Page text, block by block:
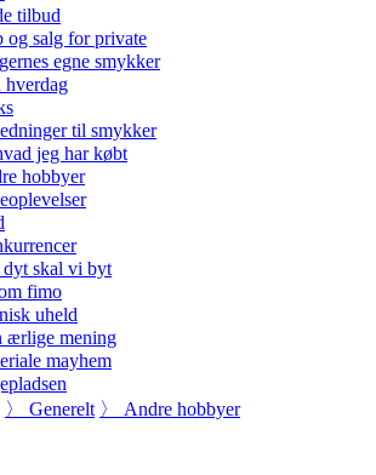
tilbud
salg for private
egne smykker
til smykker
jeg har købt
hobbyer
skal vi byt
fimo
uheld
mening
mayhem
〉 Generelt 〉
Andre hobbyer